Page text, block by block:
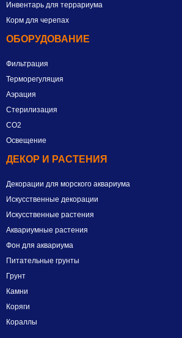
Инвентарь для террариума
Корм для черепах
ОБОРУДОВАНИЕ
Фильтрация
Терморегуляция
Аэрация
Стерилизация
СО2
Освещение
ДЕКОР И РАСТЕНИЯ
Декорации для морского аквариума
Искусственные декорации
Искусственные растения
Аквариумные растения
Фон для аквариума
Питательные грунты
Грунт
Камни
Коряги
Кораллы